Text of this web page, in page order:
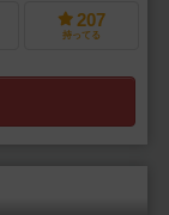
207
持ってる